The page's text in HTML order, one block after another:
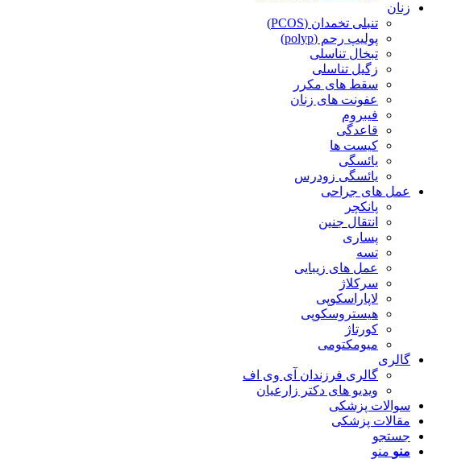
زنان
تنبلی تخمدان (PCOS)
پولیپ رحم (polyp)
تبخال تناسلی
زگیل تناسلی
سقط های مکرر
عفونت های زنان
فیبروم
قاعدگی
کیست ها
یائسگی
یائسگی زودرس
عمل های جراحی
پانکچر
انتقال جنین
پساری
تسه
عمل های زیبایی
سرکلاژ
لاپاراسکوپی
هیستروسکوپی
کورتاژ
میومکتومی
گالری
گالری فرزندان آی وی اف
ویدیو های دکتر زارعیان
سوالات پزشکی
مقالات پزشکی
جستجو
منو منو